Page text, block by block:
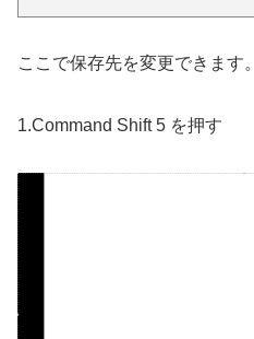
ここで保存先を変更できます。
1.Command Shift 5 を押す